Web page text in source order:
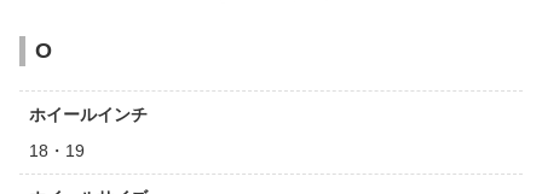
O
ホイールインチ
18・19